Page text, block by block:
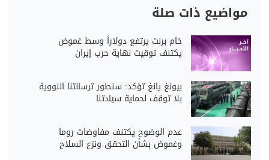
مواضيع ذات صلة
خام برنت يرتفع دولاراً وسط غموض
يكتنف توقيت نهاية حرب إيران
بيونغ يانغ تؤكد: سنطور ترسانتنا النووية
بلا توقف لحماية سيادتنا
عدم الوضوح يكتنف مفاوضات روما
وغموض بشأن التحقق ونزع السلاح